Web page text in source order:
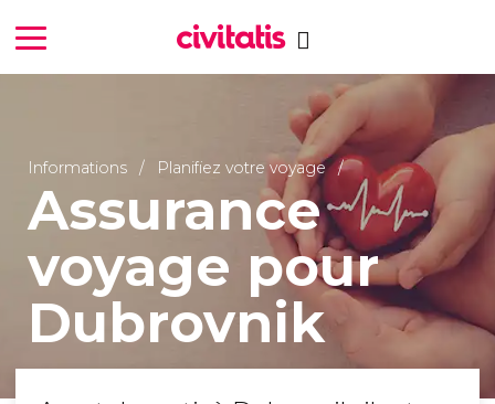
Informations Planifiez votre voyage
Assurance
voyage pour
Dubrovnik